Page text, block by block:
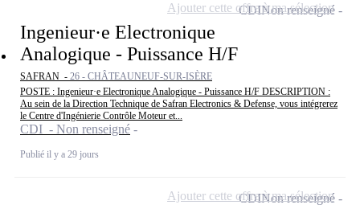
Ingenieur·e Electronique
Analogique - Puissance H/F
SAFRAN - 26 - CHÂTEAUNEUF-SUR-ISÈRE
POSTE : Ingenieur·e Electronique Analogique - Puissance H/F DESCRIPTION :
Au sein de la Direction Technique de Safran Electronics & Defense, vous intégrerez
le Centre d'Ingénierie Contrôle Moteur et...
CDI - Non renseigné
Publié il y a 29 jours
CDINon renseigné
Ajouter cette offre à ma sélection
CDINon renseigné
Ajouter cette offre à ma sélection